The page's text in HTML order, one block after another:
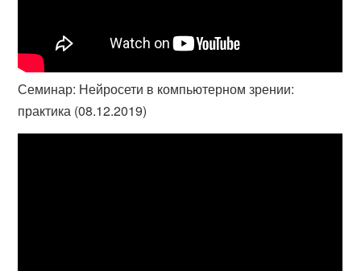
Семинар: Нейросети в компьютерном зрении:
практика (08.12.2019)